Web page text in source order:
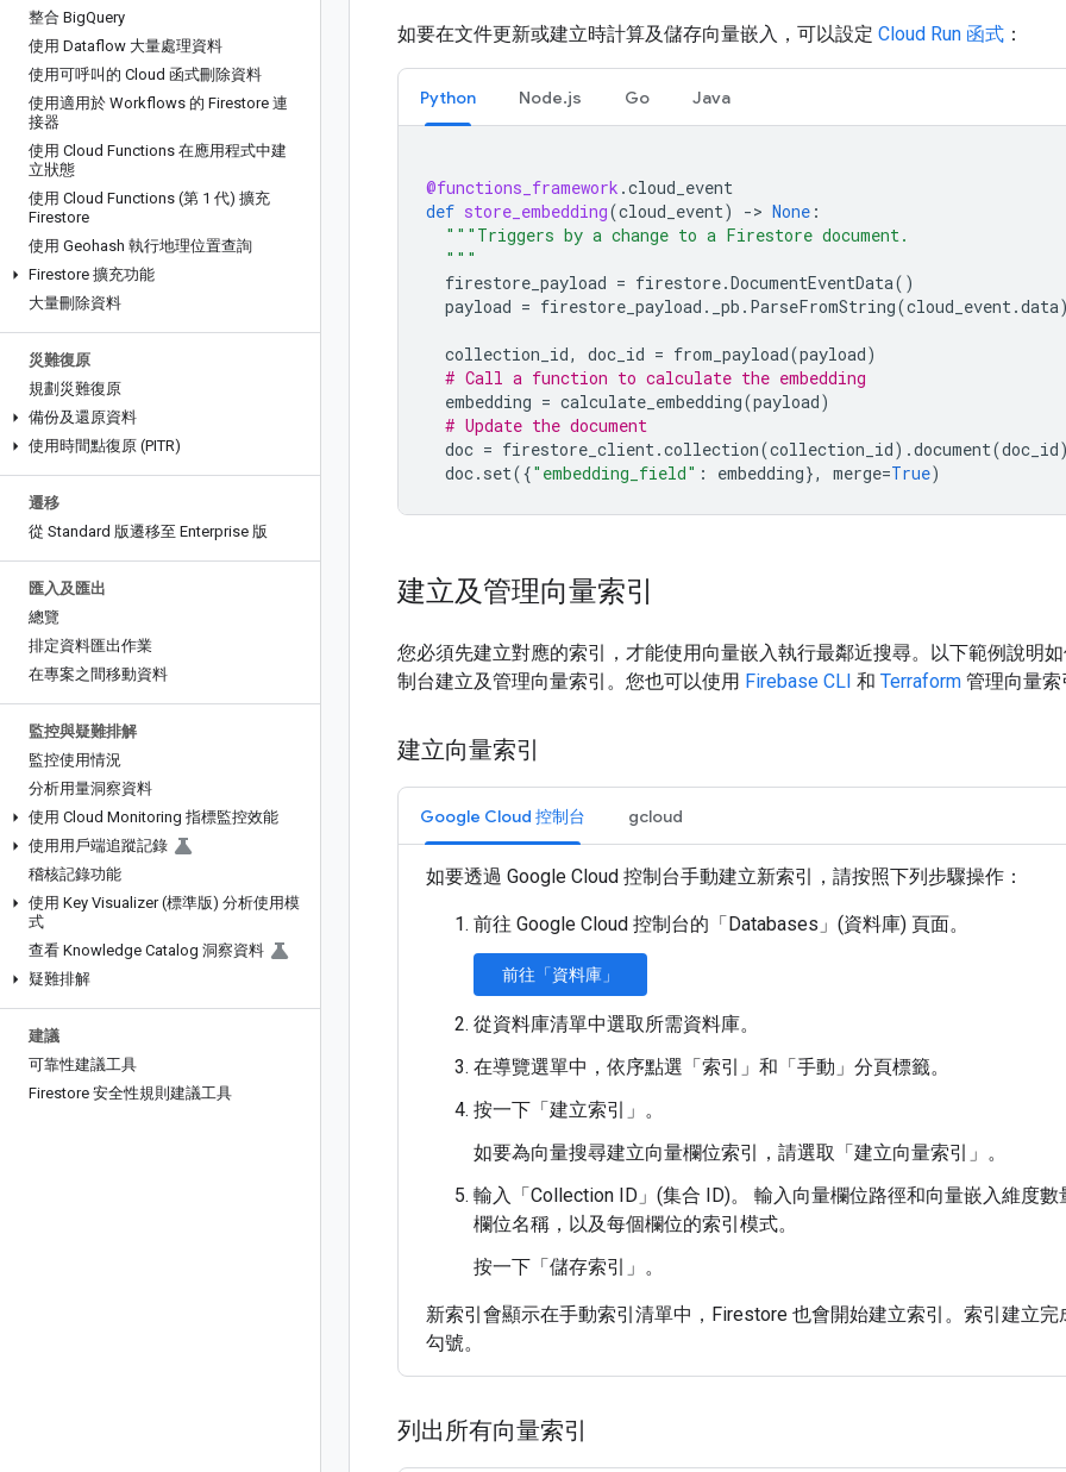
整合 BigQuery
使用 Dataflow 大量處理資料
使用可呼叫的 Cloud 函式刪除資料
使用適用於 Workflows 的 Firestore 連
接器
使用 Cloud Functions 在應用程式中建
立狀態
使用 Cloud Functions (第 1 代) 擴充
Firestore
使用 Geohash 執行地理位置查詢
Firestore 擴充功能
大量刪除資料
災難復原
規劃災難復原
備份及還原資料
使用時間點復原 (PITR)
遷移
從 Standard 版遷移至 Enterprise 版
匯入及匯出
總覽
排定資料匯出作業
在專案之間移動資料
監控與疑難排解
監控使用情況
分析用量洞察資料
使用 Cloud Monitoring 指標監控效能
使用用戶端追蹤記錄
稽核記錄功能
使用 Key Visualizer (標準版) 分析使用模
式
查看 Knowledge Catalog 洞察資料
疑難排解
建議
可靠性建議工具
Firestore 安全性規則建議工具
如要在文件更新或建立時計算及儲存向量嵌入，可以設定 Cloud Run 函式 ：
Python Node.js Go Java
@functions_framework .cloud_event
def store_embedding(cloud_event) -> None :
"""Triggers by a change to a Firestore document.
  """
firestore_payload = firestore.DocumentEventData()
payload = firestore_payload . _pb . ParseFromString(cloud_event.data
collection_id, doc_id = from_payload(payload)
# Call a function to calculate the embedding
embedding = calculate_embedding(payload)
# Update the document
doc = firestore_client.collection(collection_id) .document(doc_id
doc. set({"embedding_field" : embedding}, merge=True)
建立及管理向量索引
您必須先建立對應的索引，才能使用向量嵌入執行最鄰近搜尋。以下範例說明
制台建立及管理向量索引。您也可以使用 Firebase CLI 和 Terraform 管理向量索
建立向量索引
Google Cloud 控制台 gcloud
如要透過 Google Cloud 控制台手動建立新索引，請按照下列步驟操作：
前往 Google Cloud 控制台的「Databases」(資料庫) 頁面。
前往「資料庫」
從資料庫清單中選取所需資料庫。
在導覽選單中，依序點選「索引」 和「手動」 分頁標籤。
按一下「建立索引」 。
如要為向量搜尋建立向量欄位索引，請選取「建立向量索引」 。
輸入「Collection ID」(集合 ID)。 輸入向量欄位路徑和向量嵌入維度
欄位名稱，以及每個欄位的索引模式。
按一下「儲存索引」 。
新索引會顯示在手動索引清單中，Firestore 也會開始建立索引。索引建立
勾號。
列出所有向量索引